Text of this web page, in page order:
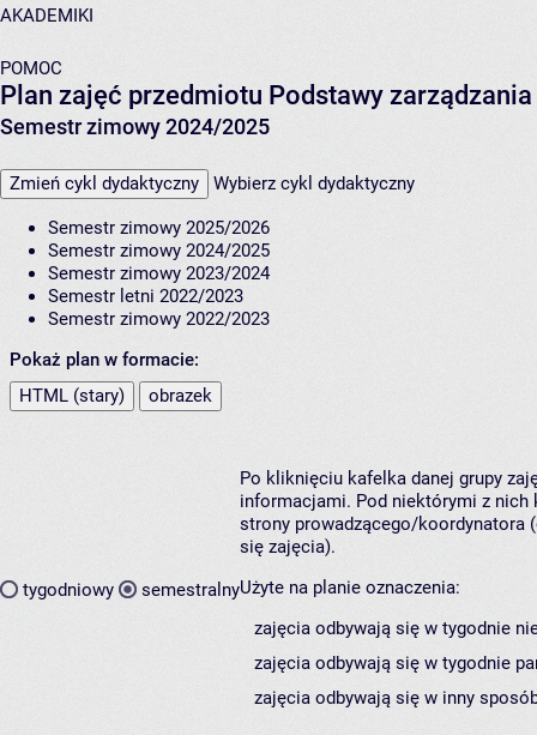
AKADEMIKI
POMOC
Plan zajęć przedmiotu Podstawy
Semestr zimowy 2024/2025
Zmień cykl dydaktyczny Wybierz cykl dydaktyczny
Semestr zimowy 2025/2026
Semestr zimowy 2024/2025
Semestr zimowy 2023/2024
Semestr letni 2022/2023
Semestr zimowy 2022/2023
Pokaż plan w formacie:
HTML (stary)
obrazek
tygodniowy semestralny
Po kliknięciu kafelka danej grupy
informacjami. Pod niektórymi z nich
strony prowadzącego/koordynatora
się zajęcia).
Użyte na planie oznaczenia:
zajęcia odbywają się w tygodnie
zajęcia odbywają się w tygodnie
zajęcia odbywają się w inny